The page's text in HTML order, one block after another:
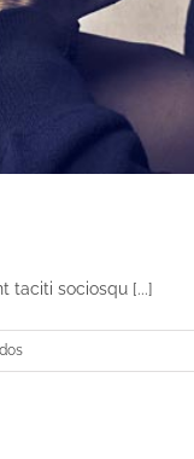
taciti sociosqu [...]
en
Cras